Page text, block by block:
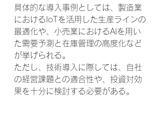
具体的な導入事例としては、製造業
におけるIoTを活用した生産ラインの
最適化や、小売業におけるAIを用い
た需要予測と在庫管理の高度化など
が挙げられる。
ただし、技術導入に際しては、自社
の経営課題との適合性や、投資対効
果を十分に検討する必要がある。